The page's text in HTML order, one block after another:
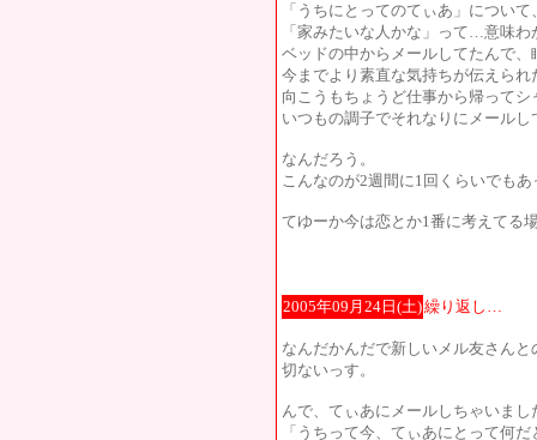
「うちにとってのてぃあ」につい
「家みたいな人かな」って…意味
ベッドの中からメールしてたんで
今までより素直な気持ちが伝えられ
向こうもちょうど仕事から帰って
いつもの調子でそれなりにメールし
なんだろう。
こんなのが2週間に1回くらいでも
てゆーか今は恋とか1番に考えてる
2005年09月24日(土)繰り返し…
なんだかんだで新しいメル友さん
切ないっす。
んで、てぃあにメールしちゃいまし
「うちって今、てぃあにとって何